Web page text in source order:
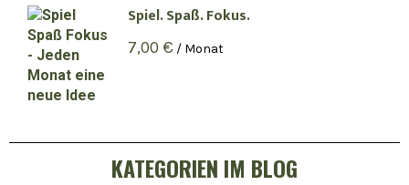
Spiel. Spaß. Fokus.
7,00 € / Monat
KATEGORIEN IM BLOG